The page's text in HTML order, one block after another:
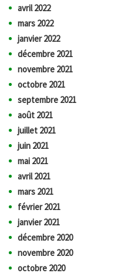
avril 2022
mars 2022
janvier 2022
décembre 2021
novembre 2021
octobre 2021
septembre 2021
août 2021
juillet 2021
juin 2021
mai 2021
avril 2021
mars 2021
février 2021
janvier 2021
décembre 2020
novembre 2020
octobre 2020